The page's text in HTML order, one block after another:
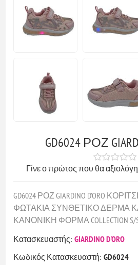
GD6024 ΡΟΖ
Γίνε ο πρώτος που θα
GD6024 ΡΟΖ GIARDINO D'ORO
ΦΩΤΑΚΙΑ ΣΥΝΘΕΤΙΚΟ ΔΕΡΜΑ
ΚΑΝΟΝΙΚΗ ΦΟΡΜΑ COLLECTION S/
Κατασκευαστής: GIARDINO D'ORO
Κωδικός Κατασκευαστή: GD6024